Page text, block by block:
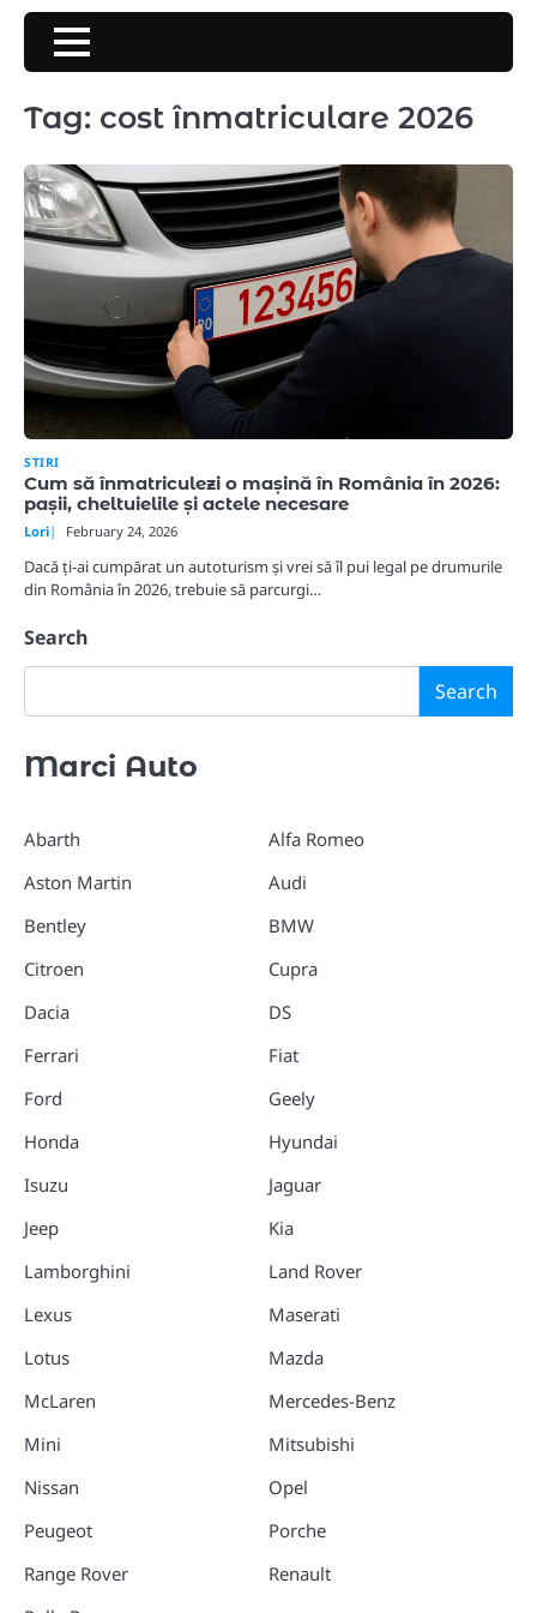
Skip
content
Tag: cost înmatriculare 2026
STIRI
Cum să înmatriculezi o mașină în România în 2026:
pașii, cheltuielile și actele necesare
Lori February 24, 2026
Dacă ți-ai cumpărat un autoturism și vrei să îl pui legal pe drumurile
din România în 2026, trebuie să parcurgi…
Search
Search
Marci Auto
Abarth
Aston Martin
Bentley
Citroen
Dacia
Ferrari
Ford
Honda
Isuzu
Jeep
Lamborghini
Lexus
Lotus
McLaren
Mini
Nissan
Peugeot
Range Rover
Alfa Romeo
Audi
BMW
Cupra
DS
Fiat
Geely
Hyundai
Jaguar
Kia
Land Rover
Maserati
Mazda
Mercedes-Benz
Mitsubishi
Opel
Porche
Renault